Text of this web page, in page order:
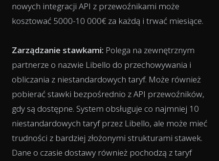
nowych integracji API z przewoźnikami może
kosztować 5000-10 000€ za każdą i trwać miesiące.
Zarządzanie stawkami: Polega na zewnętrznym
partnerze o nazwie Libello do przechowywania i
obliczania z niestandardowych taryf. Może również
pobierać stawki bezpośrednio z API przewoźników,
gdy są dostępne. System obsługuje co najmniej 10
niestandardowych taryf przez Libello, ale może mieć
trudności z bardziej złożonymi strukturami stawek.
Dane o czasie dostawy również pochodzą z taryf